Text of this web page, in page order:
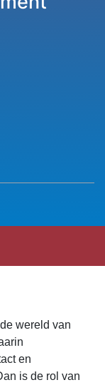
wereld van
en
is de rol van